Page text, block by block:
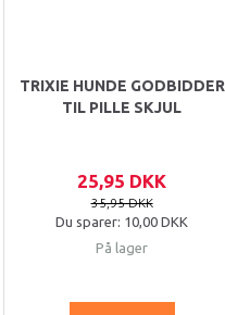
TRIXIE HUNDE GODBIDDER
TIL PILLE SKJUL
25,95 DKK
35,95 DKK
Du sparer: 10,00 DKK
På lager